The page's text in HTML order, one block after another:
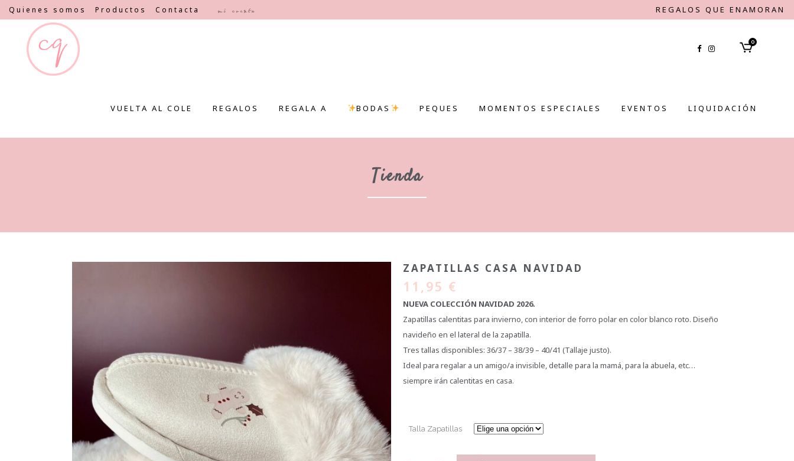
Quienes somos Productos Contacta Mi cuenta REGALOS QUE ENAMORAN
0
VUELTA AL COLE REGALOS REGALA A BODAS PEQUES MOMENTOS ESPECIALES EVENTOS LIQUIDACIÓN
Tienda
ZAPATILLAS CASA NAVIDAD
11,95 €
NUEVA COLECCIÓN NAVIDAD 2026.
Zapatillas calentitas para invierno, con interior de forro polar en color blanco roto. Diseño
navideño en el lateral de la zapatilla.
Tres tallas disponibles: 36/37 – 38/39 – 40/41 (Tallaje justo).
Ideal para regalar a un amigo/a invisible, detalle para la mamá, para la abuela, etc…
siempre irán calentitas en casa.
Talla Zapatillas